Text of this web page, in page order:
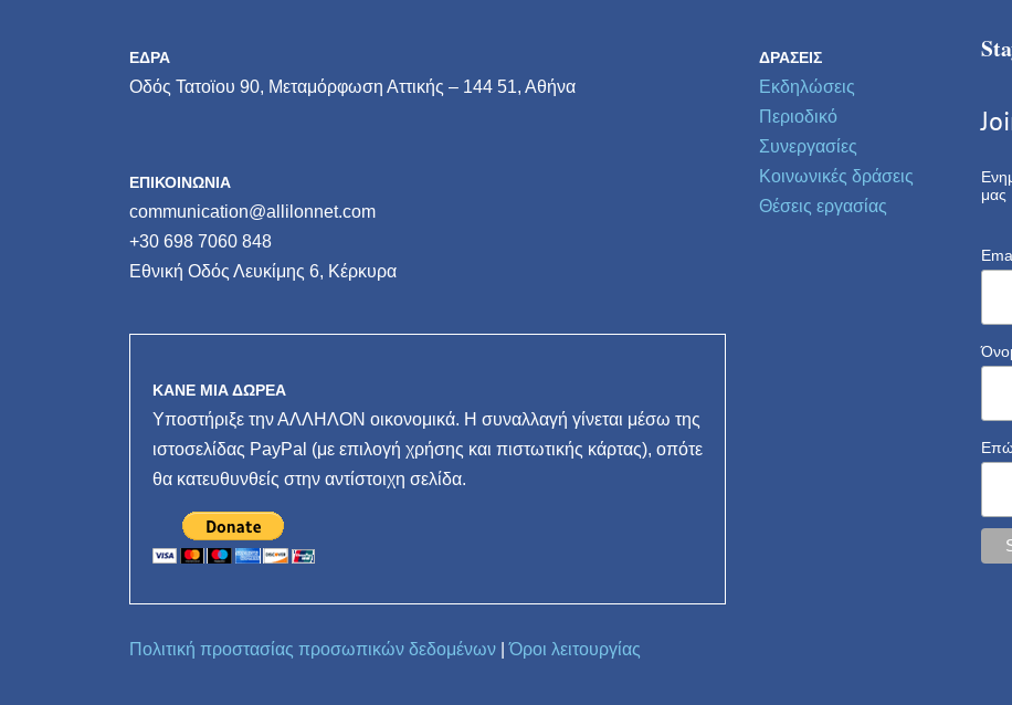
ΕΔΡΑ
Οδός Τατοϊου 90, Μεταμόρφωση Αττικής – 144 51, Αθήνα
ΕΠΙΚΟΙΝΩΝΙΑ
communication@allilonnet.com
+30 698 7060 848
Εθνική Οδός Λευκίμης 6, Κέρκυρα
ΚΑΝΕ ΜΙΑ ΔΩΡΕΑ
Υποστήριξε την ΑΛΛΗΛΟΝ οικονομικά. Η συναλλαγή γίνεται μέσω της
ιστοσελίδας PayPal (με επιλογή χρήσης και πιστωτικής κάρτας), οπότε
θα κατευθυνθείς στην αντίστοιχη σελίδα.
ΔΡΆΣΕΙΣ
Εκδηλώσεις
Περιοδικό
Συνεργασίες
Κοινωνικές δράσεις
Θέσεις εργασίας
μας
Πολιτική προστασίας προσωπικών δεδομένων |Όροι λειτουργίας